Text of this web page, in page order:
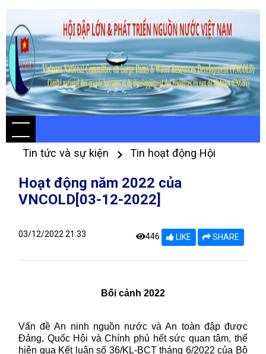
Tin tức và sự kiện Tin hoạt động Hội
Hoạt động năm 2022 của
VNCOLD[03-12-2022]
03/12/2022 21:33 446 LIKE SHARE
Bối cảnh 2022
Vấn đề An ninh nguồn nước và An toàn đập được
Đảng, Quốc Hội và Chính phủ hết sức quan tâm, thể
hiện qua Kết luận số 36/KL-BCT tháng 6/2022 của Bộ